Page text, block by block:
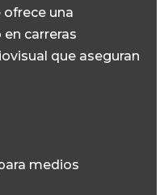
una
carreras
que aseguran
medios